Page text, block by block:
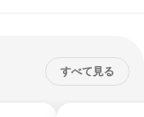
すべて見る